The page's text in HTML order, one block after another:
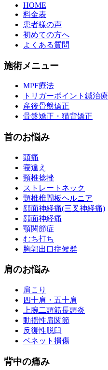
HOME
料金表
患者様の声
初めての方へ
よくある質問
施術メニュー
MPF療法
トリガーポイント鍼治療
産後骨盤矯正
骨盤矯正・猫背矯正
首のお悩み
頭痛
寝違え
頸椎捻挫
ストレートネック
頸椎椎間板ヘルニア
顔面神経痛(三叉神経痛)
顔面神経痛
顎関節症
むち打ち
胸郭出口症候群
肩のお悩み
肩こり
四十肩・五十肩
上腕二頭筋長頭炎
動揺性肩関節
反復性脱臼
ベネット損傷
背中の痛み